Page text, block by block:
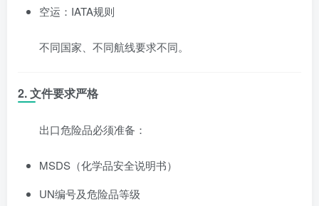
空运：IATA规则
不同国家、不同航线要求不同。
2. 文件要求严格
出口危险品必须准备：
MSDS（化学品安全说明书）
UN编号及危险品等级